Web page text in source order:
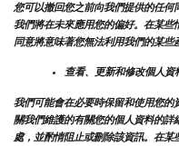
您可以撤回您之前向我們提供的任何
我們將在未來應用您的偏好。在某些
同意將意味著您無法利用我們的某些
查看、更新和修改個人資
我們可能會在必要時保留和使用您的
關我們維護的有關您的個人資料的詳
處，並酌情阻止或刪除該資訊。在